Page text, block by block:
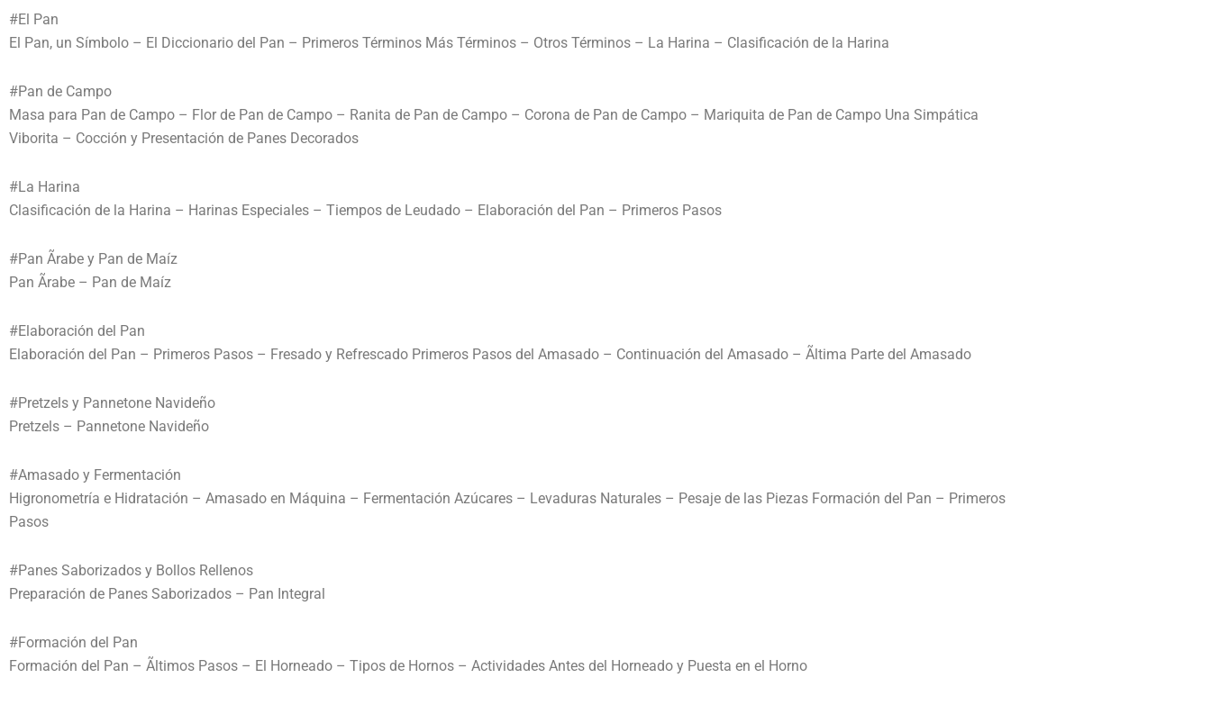
#El Pan
El Pan, un Símbolo – El Diccionario del Pan – Primeros Términos Más Términos – Otros Términos – La Harina – Clasificación de la Harina
#Pan de Campo
Masa para Pan de Campo – Flor de Pan de Campo – Ranita de Pan de Campo – Corona de Pan de Campo – Mariquita de Pan de Campo Una Simpática
Viborita – Cocción y Presentación de Panes Decorados
#La Harina
Clasificación de la Harina – Harinas Especiales – Tiempos de Leudado – Elaboración del Pan – Primeros Pasos
#Pan Ãrabe y Pan de Maíz
Pan Ãrabe – Pan de Maíz
#Elaboración del Pan
Elaboración del Pan – Primeros Pasos – Fresado y Refrescado Primeros Pasos del Amasado – Continuación del Amasado – Ãltima Parte del Amasado
#Pretzels y Pannetone Navideño
Pretzels – Pannetone Navideño
#Amasado y Fermentación
Higronometría e Hidratación – Amasado en Máquina – Fermentación Azúcares – Levaduras Naturales – Pesaje de las Piezas Formación del Pan – Primeros
Pasos
#Panes Saborizados y Bollos Rellenos
Preparación de Panes Saborizados – Pan Integral
#Formación del Pan
Formación del Pan – Ãltimos Pasos – El Horneado – Tipos de Hornos – Actividades Antes del Horneado y Puesta en el Horno